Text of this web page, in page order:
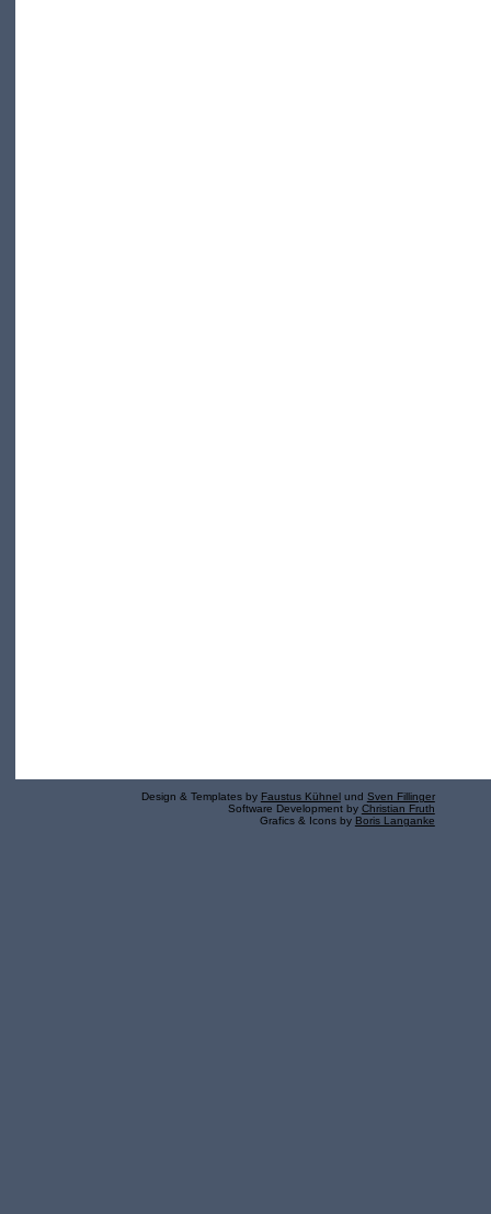
Design & Templates by Faustus Kühnel und Sven Fillinger
Software Development by Christian Fruth
Grafics & Icons by Boris Langanke